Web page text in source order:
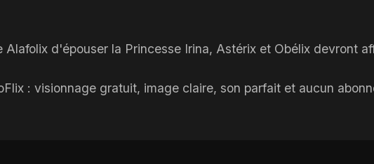
d'épouser la Princesse Irina, Astérix et Obélix devront
: visionnage gratuit, image claire, son parfait et aucun